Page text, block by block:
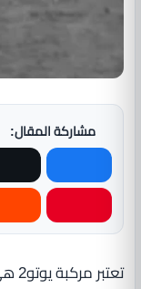
مشاركة المقال: